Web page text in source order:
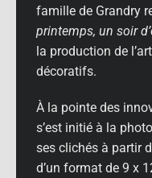
famille de Grandry
printemps, un soir
la production de
décoratifs.
À la pointe des
s’est initié à la
ses clichés à partir
d’un format de 9 x